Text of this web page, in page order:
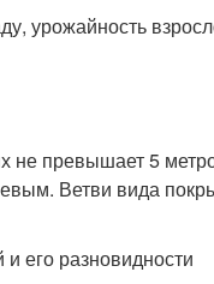
урожайность
не превышает 5
Ветви вида